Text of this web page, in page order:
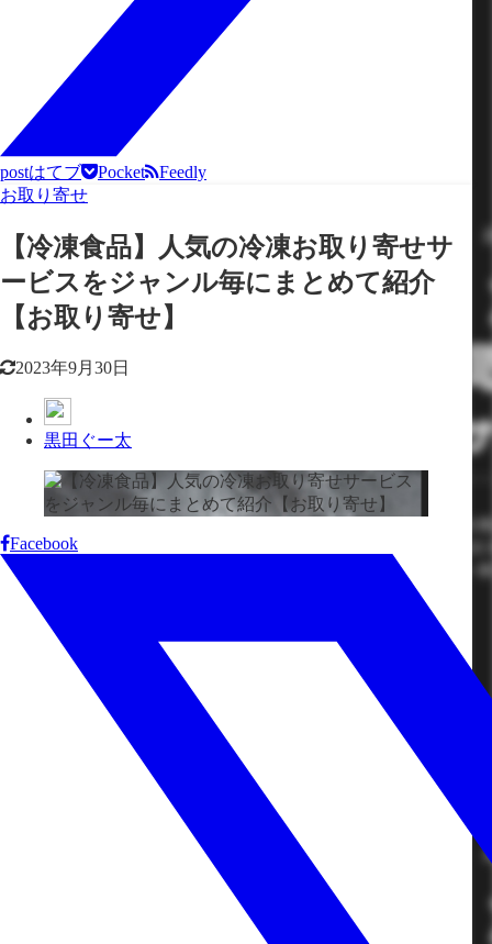
postはてブ Pocket
Feedly
お取り寄せ
【冷凍食品】人気の冷凍お取り寄せサ
ービスをジャンル毎にまとめて紹介
【お取り寄せ】
2023年9月30日
黒田ぐー太
Facebook